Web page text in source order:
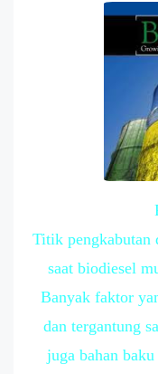
Titik pengkabutan
saat biodiesel
Banyak faktor
dan tergantung
juga bahan